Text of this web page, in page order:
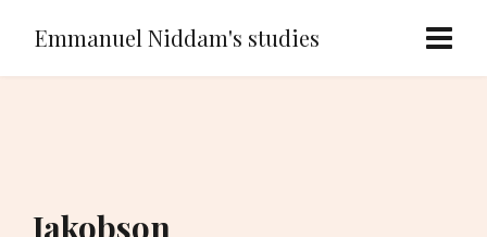
Emmanuel Niddam's studies
Jakobson